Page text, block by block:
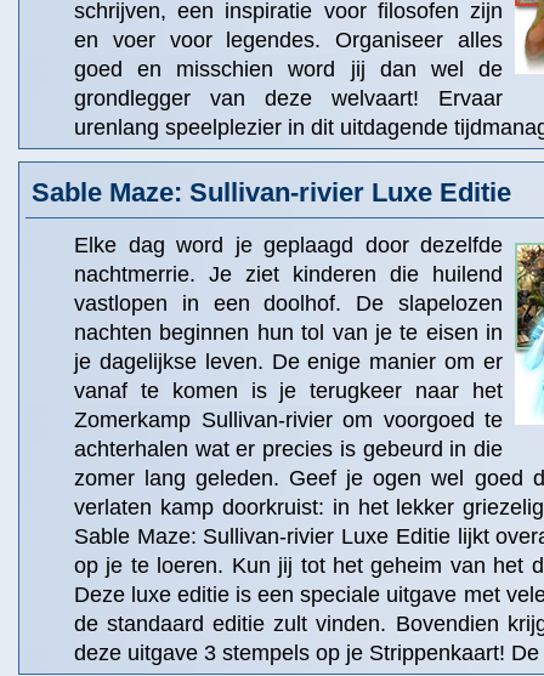
schrijven, een inspiratie voor filosofen zijn
en voer voor legendes. Organiseer alles
goed en misschien word jij dan wel de
grondlegger van deze welvaart! Ervaar
urenlang speelplezier in dit uitdagende
Sable Maze: Sullivan-rivier Luxe Editie
Elke dag word je geplaagd door dezelfde
nachtmerrie. Je ziet kinderen die huilend
vastlopen in een doolhof. De slapelozen
nachten beginnen hun tol van je te eisen in
je dagelijkse leven. De enige manier om er
vanaf te komen is je terugkeer naar het
Zomerkamp Sullivan-rivier om voorgoed te
achterhalen wat er precies is gebeurd in die
zomer lang geleden. Geef je ogen wel goed
verlaten kamp doorkruist: in het lekker
Sable Maze: Sullivan-rivier Luxe Editie lijkt
op je te loeren. Kun jij tot het geheim van het
Deze luxe editie is een speciale uitgave met
de standaard editie zult vinden. Bovendien
deze uitgave 3 stempels op je Strippenkaart!